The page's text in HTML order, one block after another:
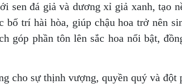
sen đá giả và dương xỉ giả xanh, tạo
trí hài hòa, giúp chậu hoa trở nên
góp phần tôn lên sắc hoa nổi bật,
cho sự thịnh vượng, quyền quý và đột